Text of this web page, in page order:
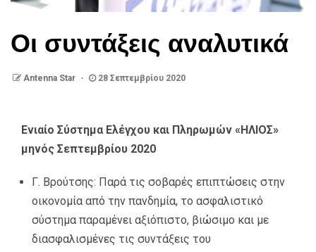
Οι συντάξεις αναλυτικά
Antenna Star 28 Σεπτεμβρίου 2020
Ενιαίο Σύστημα Ελέγχου και Πληρωμών «ΗΛΙΟΣ»
μηνός Σεπτεμβρίου 2020
Γ. Βρούτσης: Παρά τις σοβαρές επιπτώσεις στην
οικονομία από την πανδημία, το ασφαλιστικό
σύστημα παραμένει αξιόπιστο, βιώσιμο και με
διασφαλισμένες τις συντάξεις του